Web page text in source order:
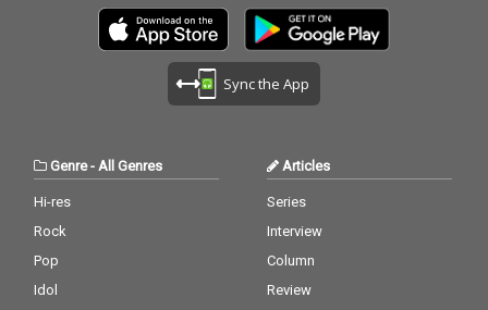
Sync the App
Genre-All Genres
Hi-res
Rock
Pop
Idol
Articles
Series
Interview
Column
Review